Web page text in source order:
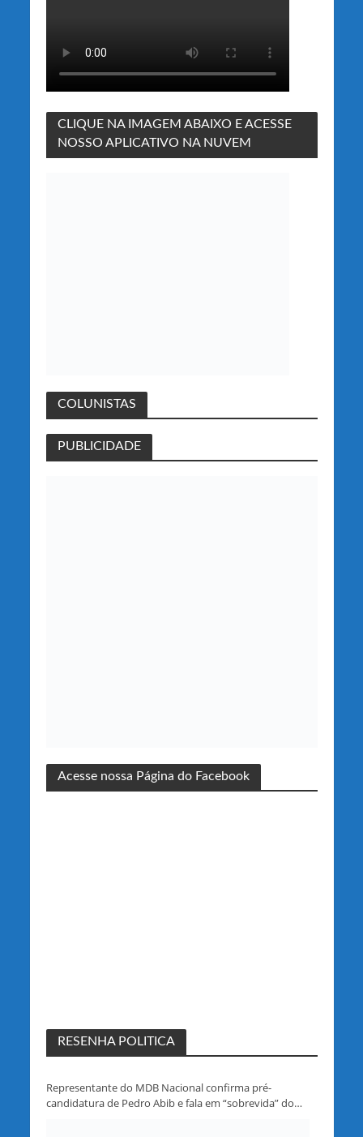
CLIQUE NA IMAGEM ABAIXO E ACESSE
NOSSO APLICATIVO NA NUVEM
COLUNISTAS
PUBLICIDADE
Acesse nossa Página do Facebook
RESENHA POLITICA
Representante do MDB Nacional confirma pré-
candidatura de Pedro Abib e fala em “sobrevida” do